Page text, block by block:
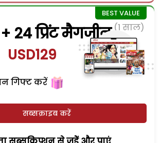
24 प्रिंट मैगजीन (1 साल)
USD129
गिफ्ट करें
सब्सक्राइब करें